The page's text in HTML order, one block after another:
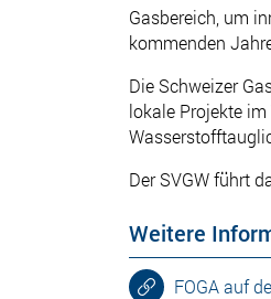
Gasbereich, um
kommenden
Die Schweizer
lokale Projekte
Der SVGW führt
Weitere
FOGA auf